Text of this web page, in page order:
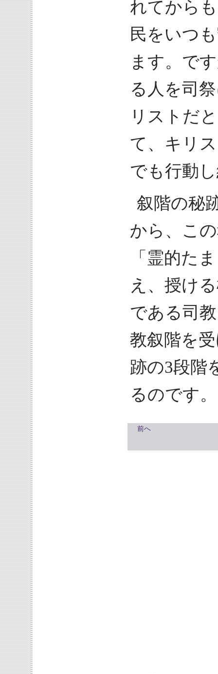
れてから
民をいつ
ます。で
る人を司
リストだ
て、キリ
でも行動
叙階の秘
から、こ
「霊的た
え、授け
である司
教叙階を
跡の3段階
るのです。
前へ